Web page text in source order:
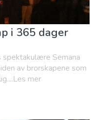
i 365 dager
spektakulære Semana
av brorskapene som
mer